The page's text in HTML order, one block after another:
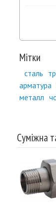
Мітки
сталь
арматура
металл
Суміжна